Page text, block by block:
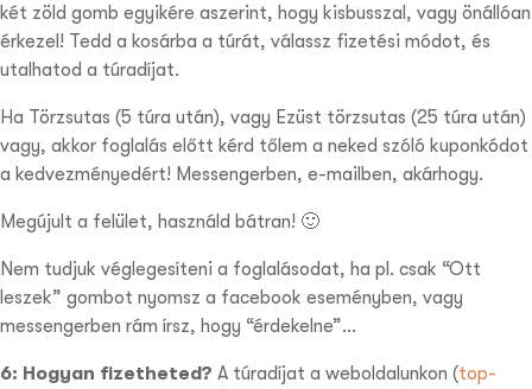
két zöld gomb egyikére aszerint, hogy kisbusszal, vagy önállóan
érkezel! Tedd a kosárba a túrát, válassz fizetési módot, és
utalhatod a túradíjat.
Ha Törzsutas (5 túra után), vagy Ezüst törzsutas (25 túra után)
vagy, akkor foglalás előtt kérd tőlem a neked szóló kuponkódot
a kedvezményedért! Messengerben, e-mailben, akárhogy.
Megújult a felület, használd bátran! 🙂
Nem tudjuk véglegesíteni a foglalásodat, ha pl. csak “Ott
leszek” gombot nyomsz a facebook eseményben, vagy
messengerben rám írsz, hogy “érdekelne”…
6: Hogyan fizetheted? A túradíjat a weboldalunkon (top-